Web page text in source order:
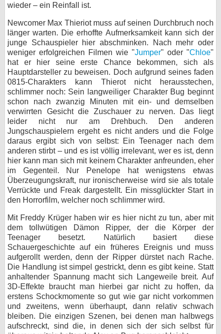
wieder – ein Reinfall ist.
Newcomer Max Thieriot muss auf seinen Durchbruch noch
länger warten. Die erhoffte Aufmerksamkeit kann sich der
junge Schauspieler hier abschminken. Nach mehr oder
weniger erfolgreichen Filmen wie "Jumper" oder "Chloe"
hat er hier seine erste Chance bekommen, sich als
Hauptdarsteller zu beweisen. Doch aufgrund seines faden
0815-Charakters kann Thierot nicht herausstechen,
schlimmer noch: Sein langweiliger Charakter Bug beginnt
schon nach zwanzig Minuten mit ein- und demselben
verwirrten Gesicht die Zuschauer zu nerven. Das liegt
leider nicht nur am Drehbuch. Den anderen
Jungschauspielern ergeht es nicht anders und die Folge
daraus ergibt sich von selbst: Ein Teenager nach dem
anderen stirbt – und es ist völlig irrelevant, wer es ist, denn
hier kann man sich mit keinem Charakter anfreunden, eher
im Gegenteil. Nur Penelope hat wenigstens etwas
Überzeugungskraft, nur ironischerweise wird sie als totale
Verrückte und Freak dargestellt. Ein missglückter Start in
den Horrorfilm, welcher noch schlimmer wird.
Mit Freddy Krüger haben wir es hier nicht zu tun, aber mit
dem tollwütigen Dämon Ripper, der die Körper der
Teenager besetzt. Natürlich basiert diese
Schauergeschichte auf ein früheres Ereignis und muss
aufgerollt werden, denn der Ripper dürstet nach Rache.
Die Handlung ist simpel gestrickt, denn es gibt keine. Statt
anhaltender Spannung macht sich Langeweile breit. Auf
3D-Effekte braucht man hierbei gar nicht zu hoffen, da
erstens Schockmomente so gut wie gar nicht vorkommen
und zweitens, wenn überhaupt, dann relativ schwach
bleiben. Die einzigen Szenen, bei denen man halbwegs
aufschreckt, sind die, in denen sich der sich selbst für